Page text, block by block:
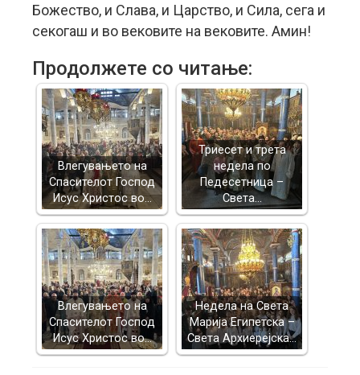
Божество, и Слава, и Царство, и Сила, сега и
секогаш и во вековите на вековите. Амин!
Продолжете со читање:
Влегувањето на
Спасителот Господ
Исус Христос во…
Триесет и трета
недела по
Педесетница –
Света…
Влегувањето на
Спасителот Господ
Исус Христос во…
Недела на Света
Марија Египетска –
Света Архиерејска…